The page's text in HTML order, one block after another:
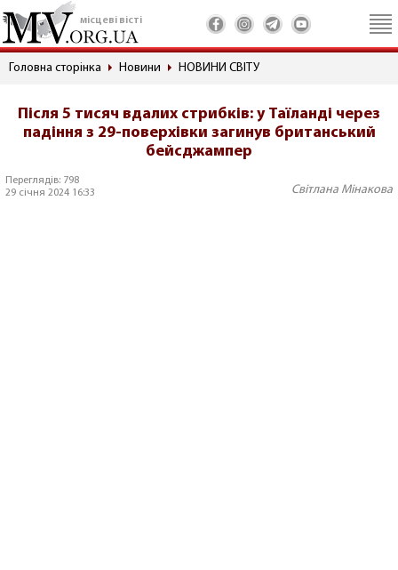
місцеві вісті
Головна сторінка Новини НОВИНИ СВІТУ
Після 5 тисяч вдалих стрибків: у Таїланді через
падіння з 29-поверхівки загинув британський
бейсджампер
Переглядів: 798
29 січня 2024 16:33
Світлана Мінакова